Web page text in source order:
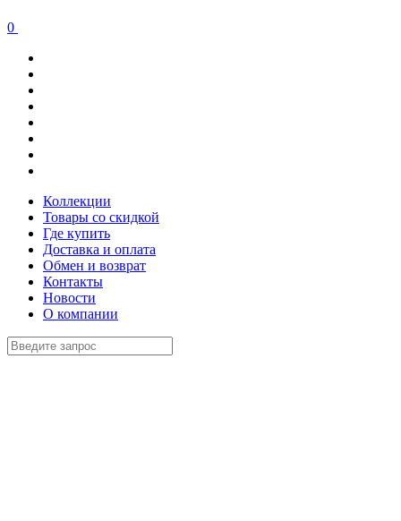
0
Коллекции
Товары со скидкой
Где купить
Доставка и оплата
Обмен и возврат
Контакты
Новости
О компании